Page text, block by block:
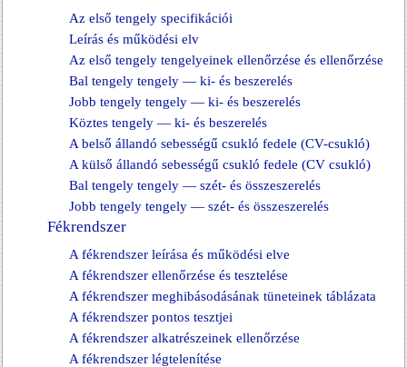
Az első tengely specifikációi
Leírás és működési elv
Az első tengely tengelyeinek ellenőrzése és ellenőrzése
Bal tengely tengely — ki- és beszerelés
Jobb tengely tengely — ki- és beszerelés
Köztes tengely — ki- és beszerelés
A belső állandó sebességű csukló fedele (CV-csukló)
A külső állandó sebességű csukló fedele (CV csukló)
Bal tengely tengely — szét- és összeszerelés
Jobb tengely tengely — szét- és összeszerelés
Fékrendszer
A fékrendszer leírása és működési elve
A fékrendszer ellenőrzése és tesztelése
A fékrendszer meghibásodásának tüneteinek táblázata
A fékrendszer pontos tesztjei
A fékrendszer alkatrészeinek ellenőrzése
A fékrendszer légtelenítése